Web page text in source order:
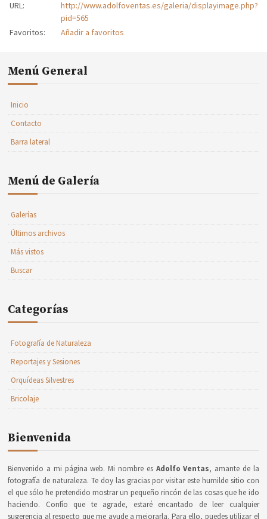
URL:
http://www.adolfoventas.es/galeria/displayimage.php?
pid=565
Favoritos:
Añadir a favoritos
Menú General
Inicio
Contacto
Barra lateral
Menú de Galería
Galerías
Últimos archivos
Más vistos
Buscar
Categorías
Fotografía de Naturaleza
Reportajes y Sesiones
Orquídeas Silvestres
Bricolaje
Bienvenida
Bienvenido a mi página web. Mi nombre es Adolfo Ventas, amante de la
fotografía de naturaleza. Te doy las gracias por visitar este humilde sitio con
el que sólo he pretendido mostrar un pequeño rincón de las cosas que he ido
haciendo. Confío que te agrade, estaré encantado de leer cualquier
sugerencia al respecto que me ayude a mejorarla. Para ello, puedes utilizar el